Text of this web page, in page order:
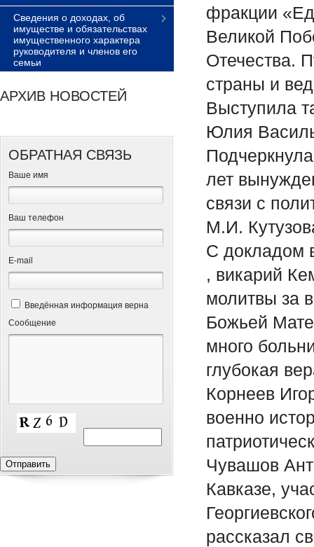
Сведения о доходах, об
имуществе и обязательствах
имущественного характера
руководителя и членов его
семьи
АРХИВ НОВОСТЕЙ
ОБРАТНАЯ СВЯЗЬ
Ваше имя
Ваш телефон
Е-mail
Введённая информация верна
Сообщение
фракции
Великой
Отечества.
страны и
Выступила
Юлия
лет
связи с
М.И.
С докладом
, викарий
молитвы за
Божьей
много
глубокая
Корнеев
военно
Чувашов
Кавказе,
рассказал